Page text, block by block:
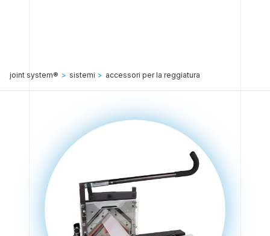
joint system® > sistemi > accessori per la reggiatura